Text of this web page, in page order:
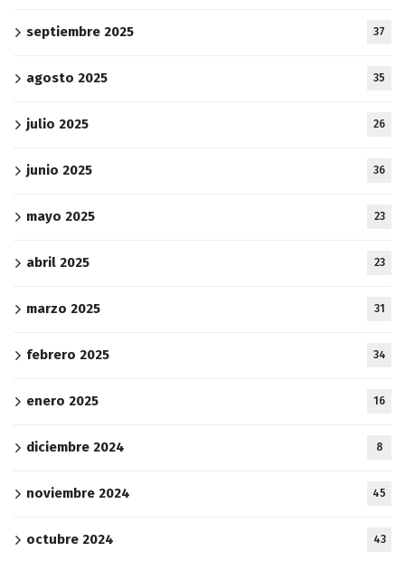
septiembre 2025 37
agosto 2025 35
julio 2025 26
junio 2025 36
mayo 2025 23
abril 2025 23
marzo 2025 31
febrero 2025 34
enero 2025 16
diciembre 2024 8
noviembre 2024 45
octubre 2024 43